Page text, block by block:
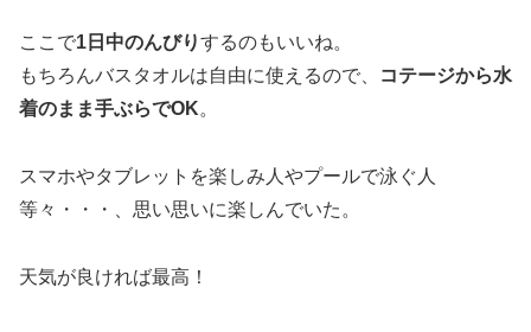
ここで1日中のんびりするのもいいね。
もちろんバスタオルは自由に使えるので、
コテージから水
着のまま手ぶらでOK。
スマホやタブレットを楽しみ人やプールで泳ぐ人
等々・・・、思い思いに楽しんでいた。
天気が良ければ最高！